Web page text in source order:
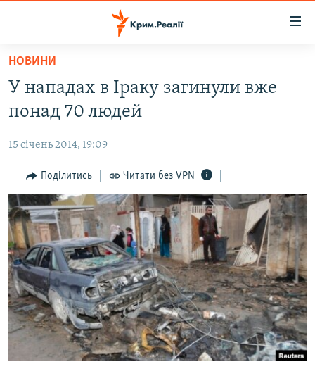
Перейти
основного
матеріалу
до
навігації
Перейти
до
пошуку
ВОДА.КРИМ
ПОЛІТИКА
БЛОГИ
ПОГЛЯД
ІНТЕРВ'Ю
ВСЕ ЗА ДЕНЬ
СПЕЦПРОЕКТИ
ДЕПОРТАЦІЯ
ВІДЕОУРОКИ «ELIFBE»
СВІДЧЕННЯ ОКУПАЦІЇ
ЯК ОБІЙТИ БЛОКУВАННЯ
Русский
Qırımtatar
НОВИНИ
У нападах в Іраку загинули вже
понад 70 людей
15 січень 2014, 19:09
Поділитись Читати без VPN